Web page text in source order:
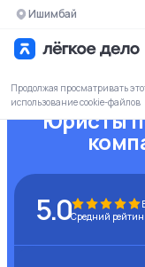
Ишимбай
Продолжая просматривать
использование cookie-файлов
Юристы
5.0Средний